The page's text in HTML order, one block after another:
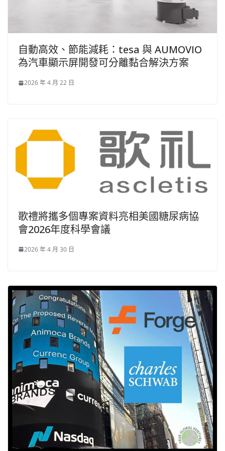
自動高效、節能減耗：tesa 與 AUMOVIO
為汽車顯示屏開發可分離黏合解決方案
2026 年 4 月 22 日
歌禮將攜多個專案資料亮相美國糖尿病協
會2026年度科學會議
2026 年 4 月 30 日